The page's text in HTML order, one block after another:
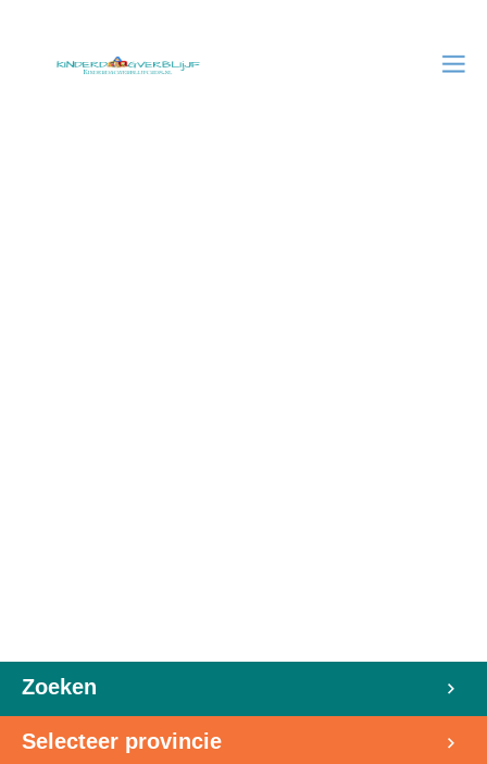
Zoeken
Selecteer provincie